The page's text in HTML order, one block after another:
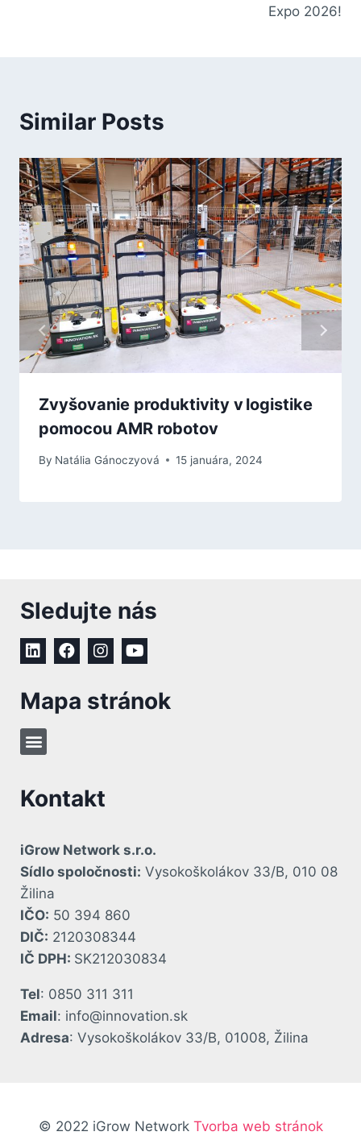
Expo 2026!
Similar Posts
Zvyšovanie produktivity v logistike
pomocou AMR robotov
By Natália Gánoczyová 15 januára, 2024
Sledujte nás
Mapa stránok
Kontakt
iGrow Network s.r.o.
Sídlo spoločnosti: Vysokoškolákov 33/B, 010 08
Žilina
IČO: 50 394 860
DIČ: 2120308344
IČ DPH: SK212030834
Tel: 0850 311 311
Email: info@innovation.sk
Adresa: Vysokoškolákov 33/B, 01008, Žilina
© 2022 iGrow Network Tvorba web stránok